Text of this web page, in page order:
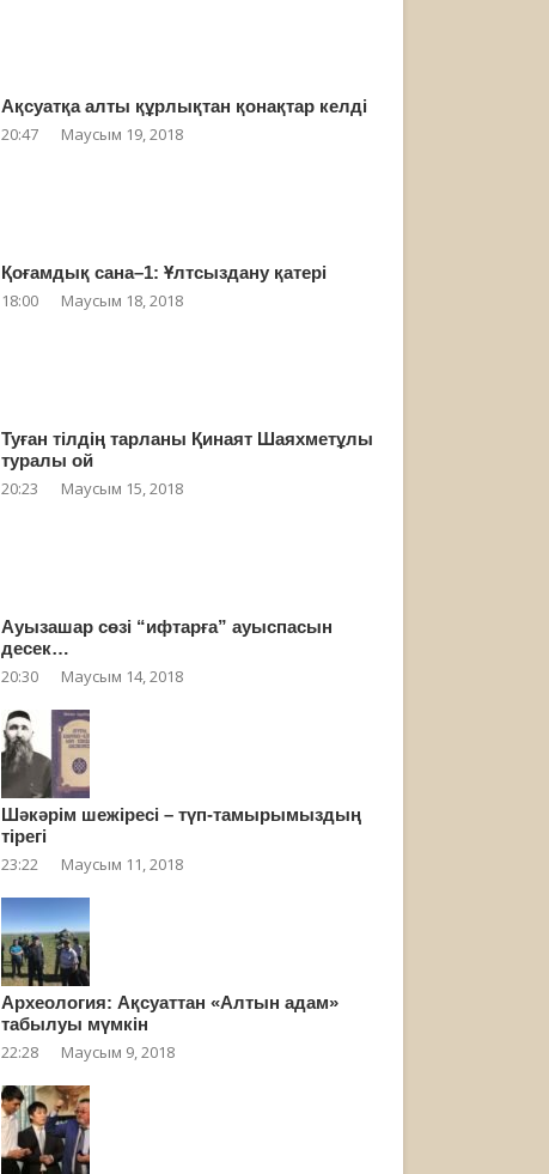
Ақсуатқа алты құрлықтан қонақтар келді
20:47 Маусым 19, 2018
Қоғамдық сана–1: Ұлтсыздану қатері
18:00 Маусым 18, 2018
Туған тілдің тарланы Қинаят Шаяхметұлы
туралы ой
20:23 Маусым 15, 2018
Ауызашар сөзі “ифтарға” ауыспасын
десек…
20:30 Маусым 14, 2018
Шәкәрім шежіресі – түп-тамырымыздың
тірегі
23:22 Маусым 11, 2018
Археология: Ақсуаттан «Алтын адам»
табылуы мүмкін
22:28 Маусым 9, 2018